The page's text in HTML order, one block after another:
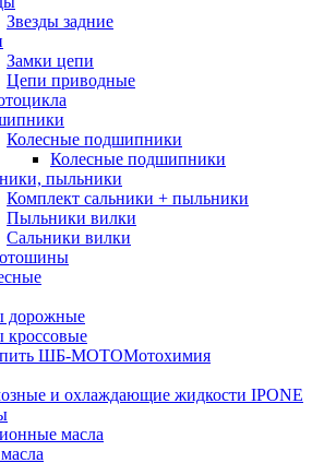
Звезды задние
Замки цепи
Цепи приводные
Колесные подшипники
Колесные подшипники
пыльники
Комплект сальники + пыльники
Пыльники вилки
Сальники вилки
дорожные
Мотохимия
и охлаждающие жидкости IPONE
масла